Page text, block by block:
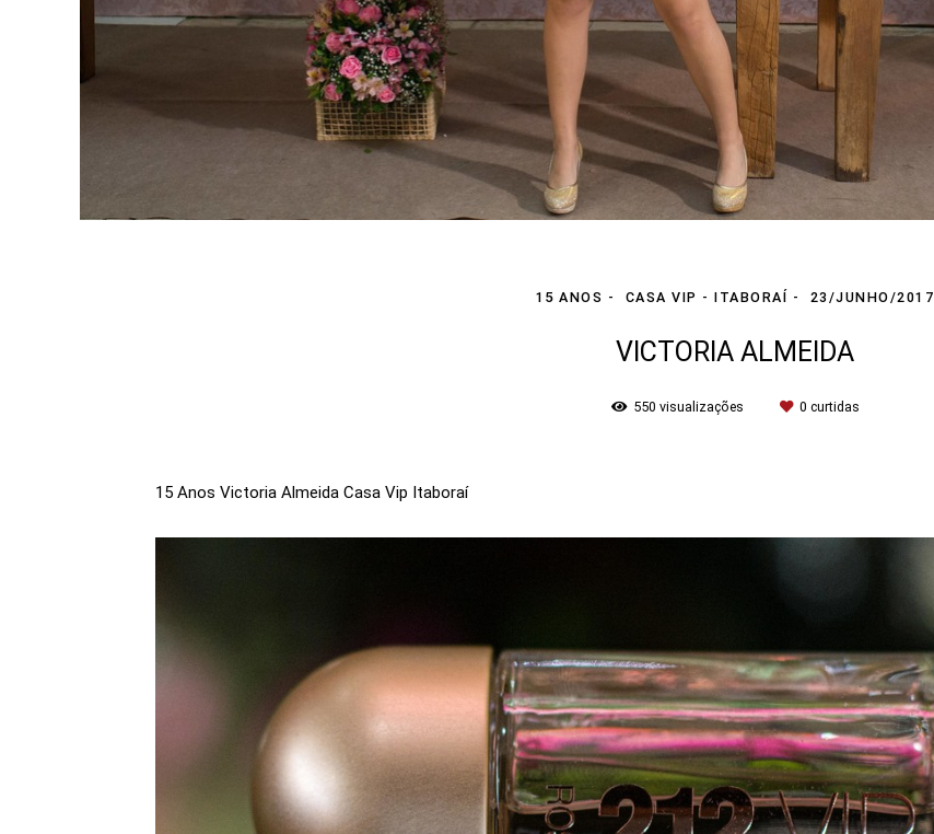
15 ANOS CASA VIP - ITABORAÍ 23/JUNHO/2017
VICTORIA ALMEIDA
550 visualizações 0 curtidas
15 Anos Victoria Almeida Casa Vip Itaboraí